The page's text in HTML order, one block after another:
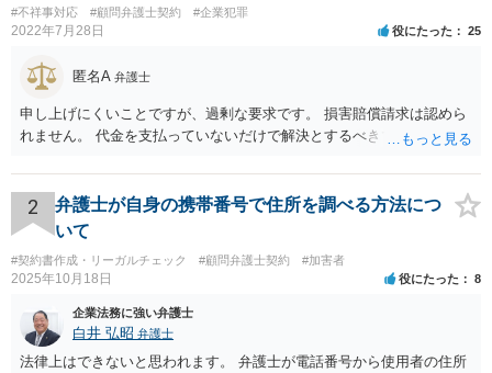
#不祥事対応 #顧問弁護士契約 #企業犯罪
2022年7月28日 役にたった 25
匿名A 弁護士
申し上げにくいことですが、過剰な要求です。 損害賠償請求は認めら
れません。 代金を支払っていないだけで解決とするべきでしょう。
2
弁護士が自身の携帯番号で住所を調べる方法につ
いて
#契約書作成・リーガルチェック #顧問弁護士契約 #加害者
2025年10月18日 役にたった 8
企業法務に強い弁護士
白井 弘昭 弁護士
法律上はできないと思われます。 弁護士が電話番号から使用者の住所